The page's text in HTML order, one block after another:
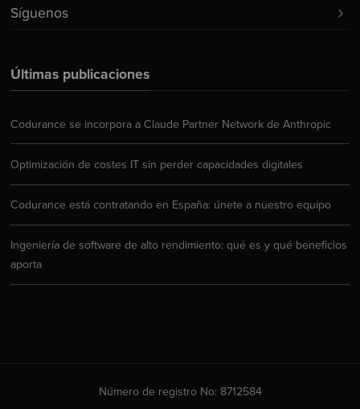
Últimas publicaciones
Codurance se incorpora a Claude Partner Network de Anthropic
Optimización de costes IT sin perder capacidades digitales
Codurance está contratando en España: únete a nuestro equipo
Ingeniería de software de alto rendimiento: qué es y qué beneficios
aporta
Síguenos
Número de registro No: 8712584